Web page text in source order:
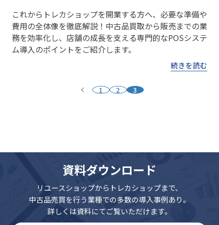
これからトレカショップを開業する方へ、必要な準備や
費用の全体像を徹底解説！中古品買取から販売までの業
務を効率化し、店舗の成長を支える専門的なPOSシステ
ム導入のポイントをご紹介します。
続きを読む
1 2 3
資料ダウンロード
リユースショップからトレカショップまで、
中古品売買を行う業種での多数の導入事例あり。
詳しくは資料にてご覧いただけます。